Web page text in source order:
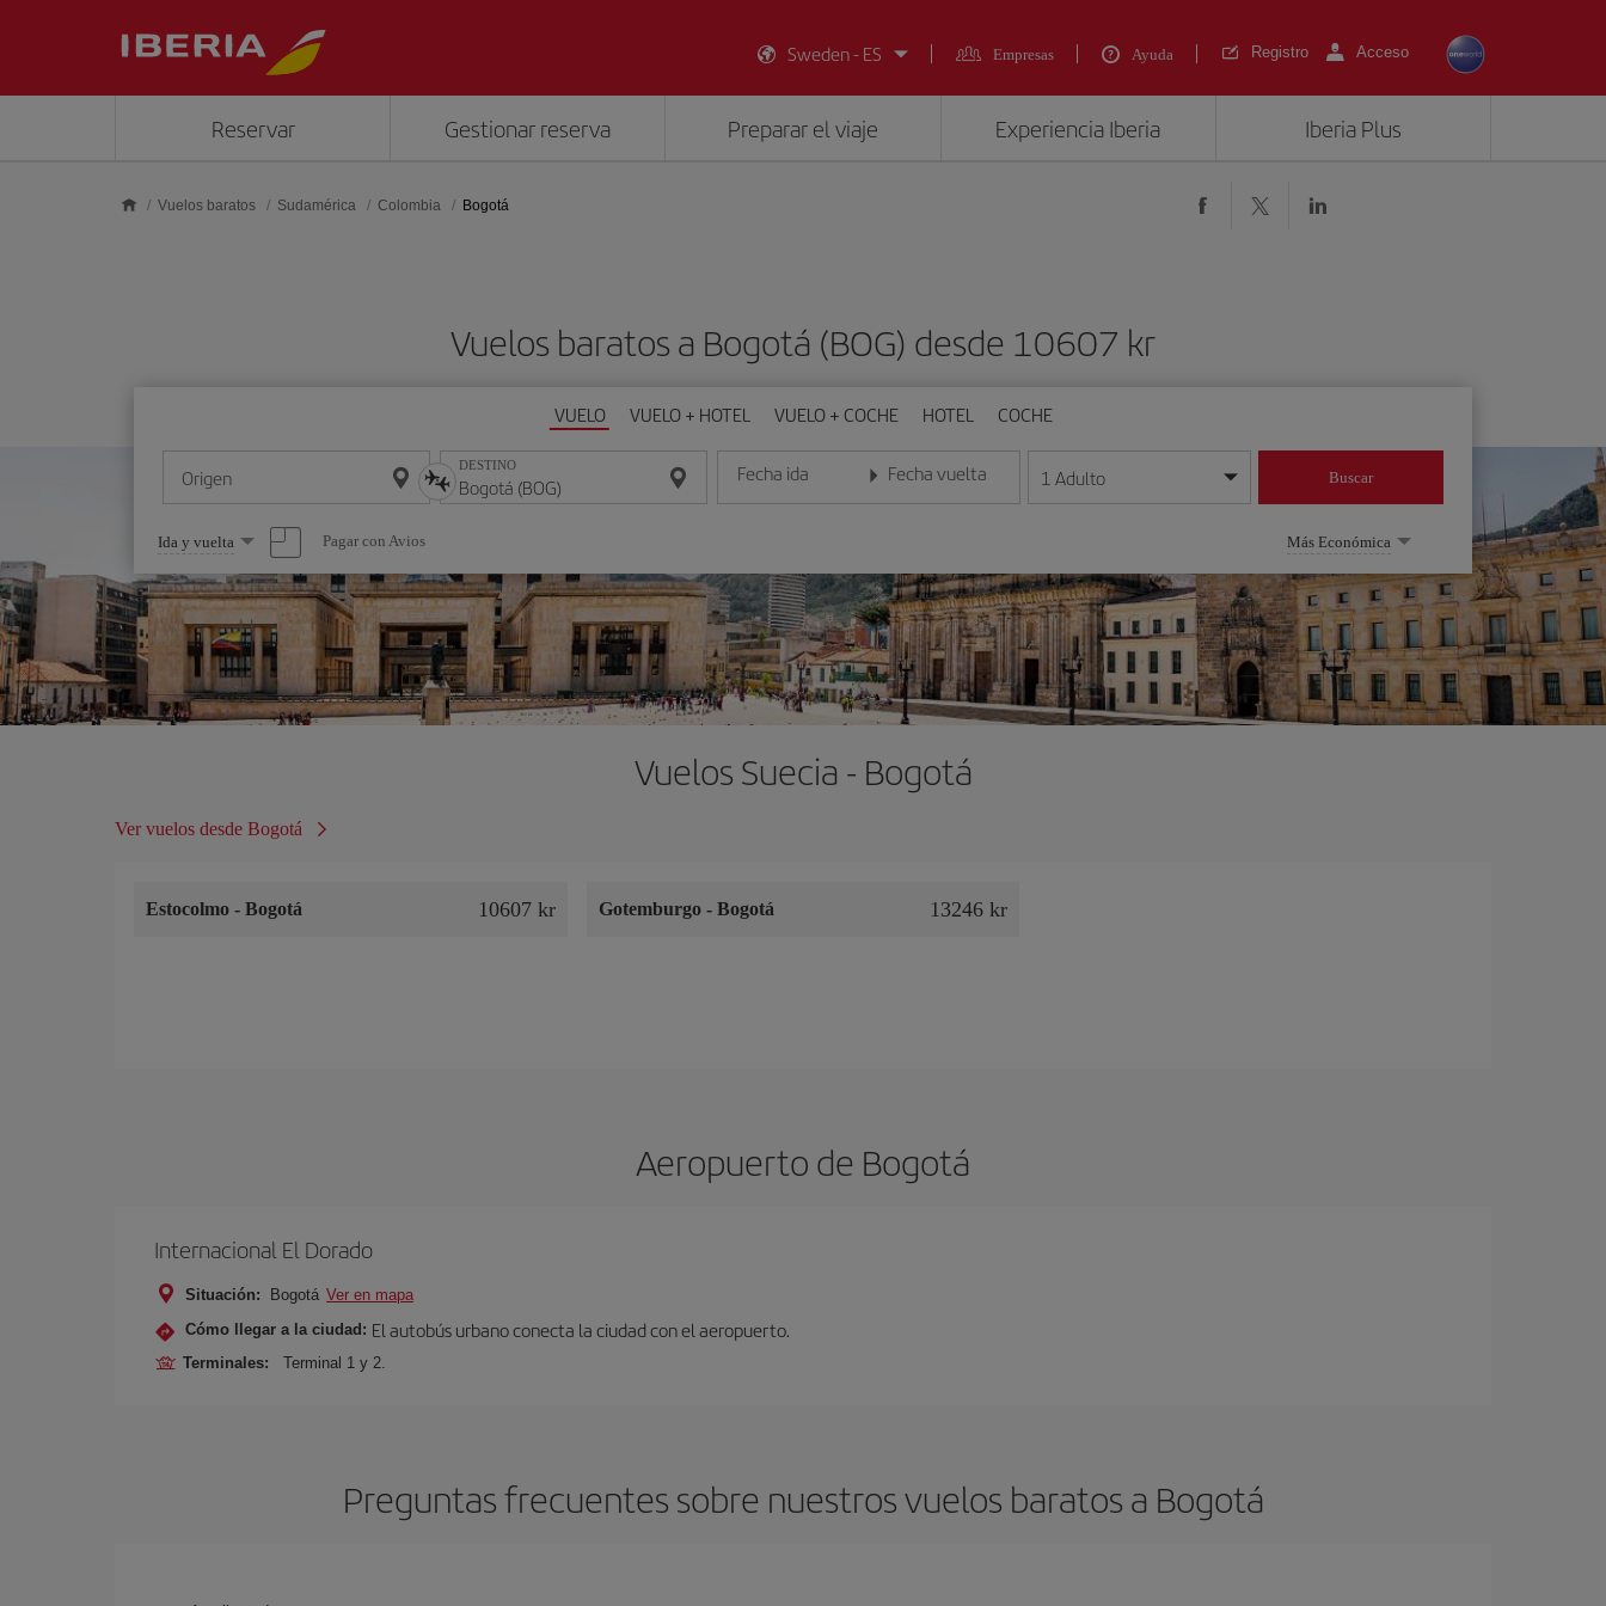
Sweden - ES
Empresas Ayuda Registro Acceso
Reservar Gestionar reserva Preparar el viaje Experiencia Iberia Iberia Plus
Vuelos baratos Sudamérica Colombia Bogotá
Vuelos baratos a Bogotá (BOG) desde 10607 kr
VUELO VUELO + HOTEL VUELO + COCHE HOTEL COCHE
Origen DESTINO Fecha ida
Introduce la fecha en formato día/mes/año
Fecha vuelta
Introduce la fecha en formato día/mes/año
1 Adulto Buscar
Seleccione
una
opción
Ida y vuelta Pagar con Avios Más Económica
Vuelos Suecia - Bogotá
Ver vuelos desde Bogotá
Estocolmo - Bogotá 10607 kr Gotemburgo - Bogotá 13246 kr
Aeropuerto de Bogotá
Internacional El Dorado
Situación: Bogotá Ver en mapa
Cómo llegar a la ciudad: El autobús urbano conecta la ciudad con el aeropuerto.
Terminales: Terminal 1 y 2.
Preguntas frecuentes sobre nuestros vuelos baratos a Bogotá